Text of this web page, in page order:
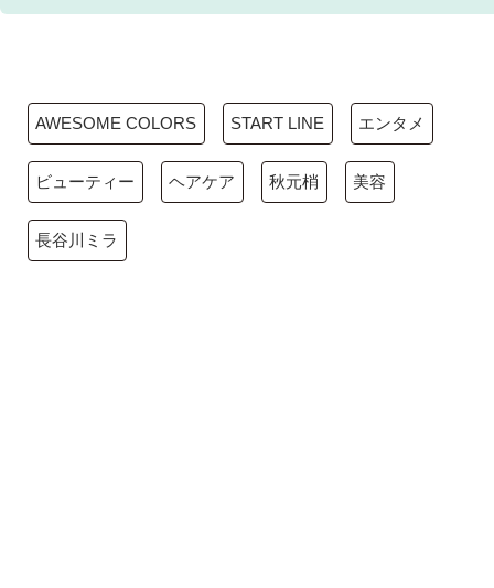
AWESOME COLORS START LINE エンタメ
ビューティー ヘアケア 秋元梢 美容
長谷川ミラ